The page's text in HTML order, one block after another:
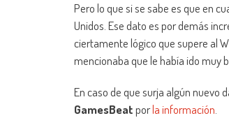
Pero lo que si se sabe es que en
Unidos. Ese dato es por demás
ciertamente lógico que supere al
mencionaba que le había ido muy
En caso de que surja algún nuevo
GamesBeatporla información.